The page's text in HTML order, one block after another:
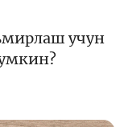
учун